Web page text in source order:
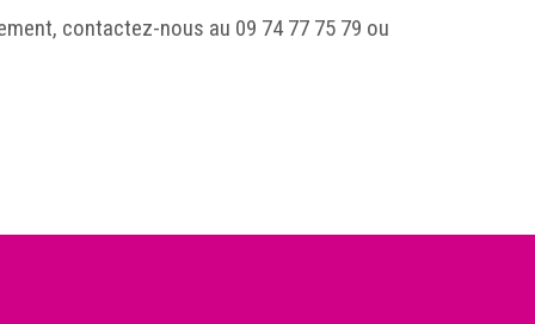
contactez-nous au 09 74 77 75 79 ou